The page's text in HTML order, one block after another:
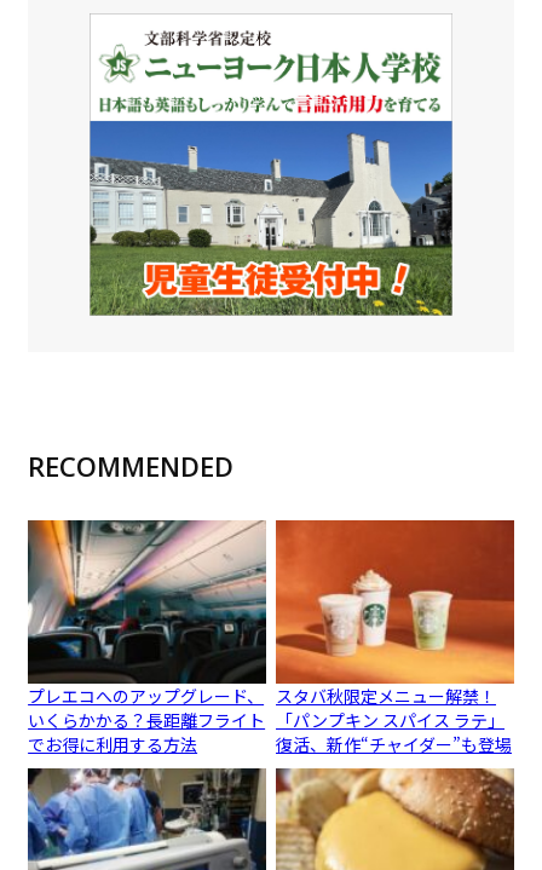
RECOMMENDED
プレエコへのアップグレード、
いくらかかる？長距離フライト
でお得に利用する方法
スタバ秋限定メニュー解禁！
「パンプキン スパイス ラテ」
復活、新作“チャイダー”も登場